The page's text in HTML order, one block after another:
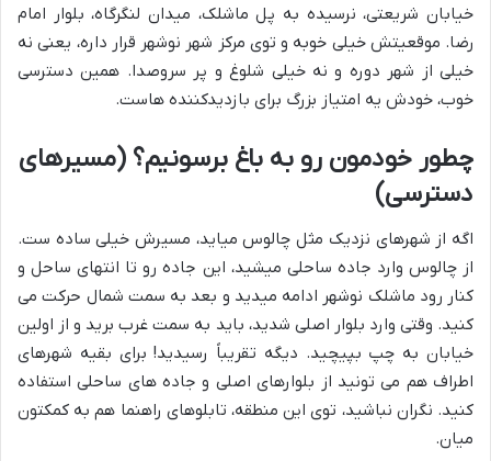
خیابان شریعتی، نرسیده به پل ماشلک، میدان لنگرگاه، بلوار امام
رضا. موقعیتش خیلی خوبه و توی مرکز شهر نوشهر قرار داره، یعنی نه
خیلی از شهر دوره و نه خیلی شلوغ و پر سروصدا. همین دسترسی
خوب، خودش یه امتیاز بزرگ برای بازدیدکننده هاست.
چطور خودمون رو به باغ برسونیم؟ (مسیرهای
دسترسی)
اگه از شهرهای نزدیک مثل چالوس میاید، مسیرش خیلی ساده ست.
از چالوس وارد جاده ساحلی میشید، این جاده رو تا انتهای ساحل و
کنار رود ماشلک نوشهر ادامه میدید و بعد به سمت شمال حرکت می
کنید. وقتی وارد بلوار اصلی شدید، باید به سمت غرب برید و از اولین
خیابان به چپ بپیچید. دیگه تقریباً رسیدید! برای بقیه شهرهای
اطراف هم می تونید از بلوارهای اصلی و جاده های ساحلی استفاده
کنید. نگران نباشید، توی این منطقه، تابلوهای راهنما هم به کمکتون
میان.